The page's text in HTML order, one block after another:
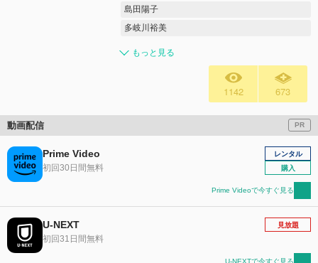
島田陽子
多岐川裕美
もっと見る
1142 673
動画配信 PR
Prime Video
初回30日間無料
レンタル
購入
Prime Videoで今すぐ見る
U-NEXT
初回31日間無料
見放題
U-NEXTで今すぐ見る